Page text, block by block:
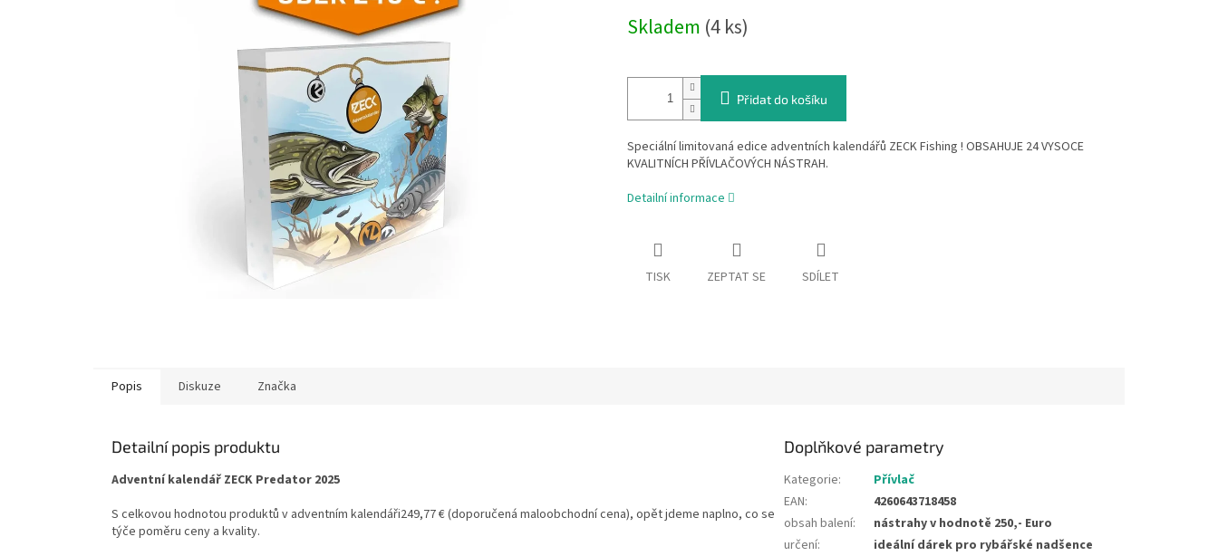
Skladem (4 ks)
Přidat do košíku
Speciální limitovaná edice adventních kalendářů ZECK Fishing ! OBSAHUJE 24 VYSOCE
KVALITNÍCH PŘÍVLAČOVÝCH NÁSTRAH.
Detailní informace
TISK ZEPTAT SE SDÍLET
Popis Diskuze Značka
Detailní popis produktu
Adventní kalendář ZECK Predator 2025
S celkovou hodnotou produktů v adventním kalendáři249,77 € (doporučená maloobchodní cena), opět jdeme naplno, co se
týče poměru ceny a kvality.
Doplňkové parametry
Kategorie:
Přívlač
EAN:
4260643718458
obsah balení:
nástrahy v hodnotě 250,- Euro
určení: ideální dárek pro rybářské nadšence